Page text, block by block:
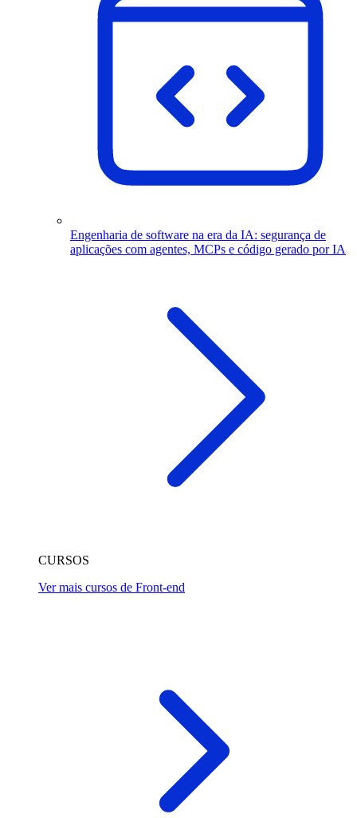
Engenharia de software na era da IA: segurança de
aplicações com agentes, MCPs e código gerado por IA
CURSOS
Ver mais cursos de Front-end